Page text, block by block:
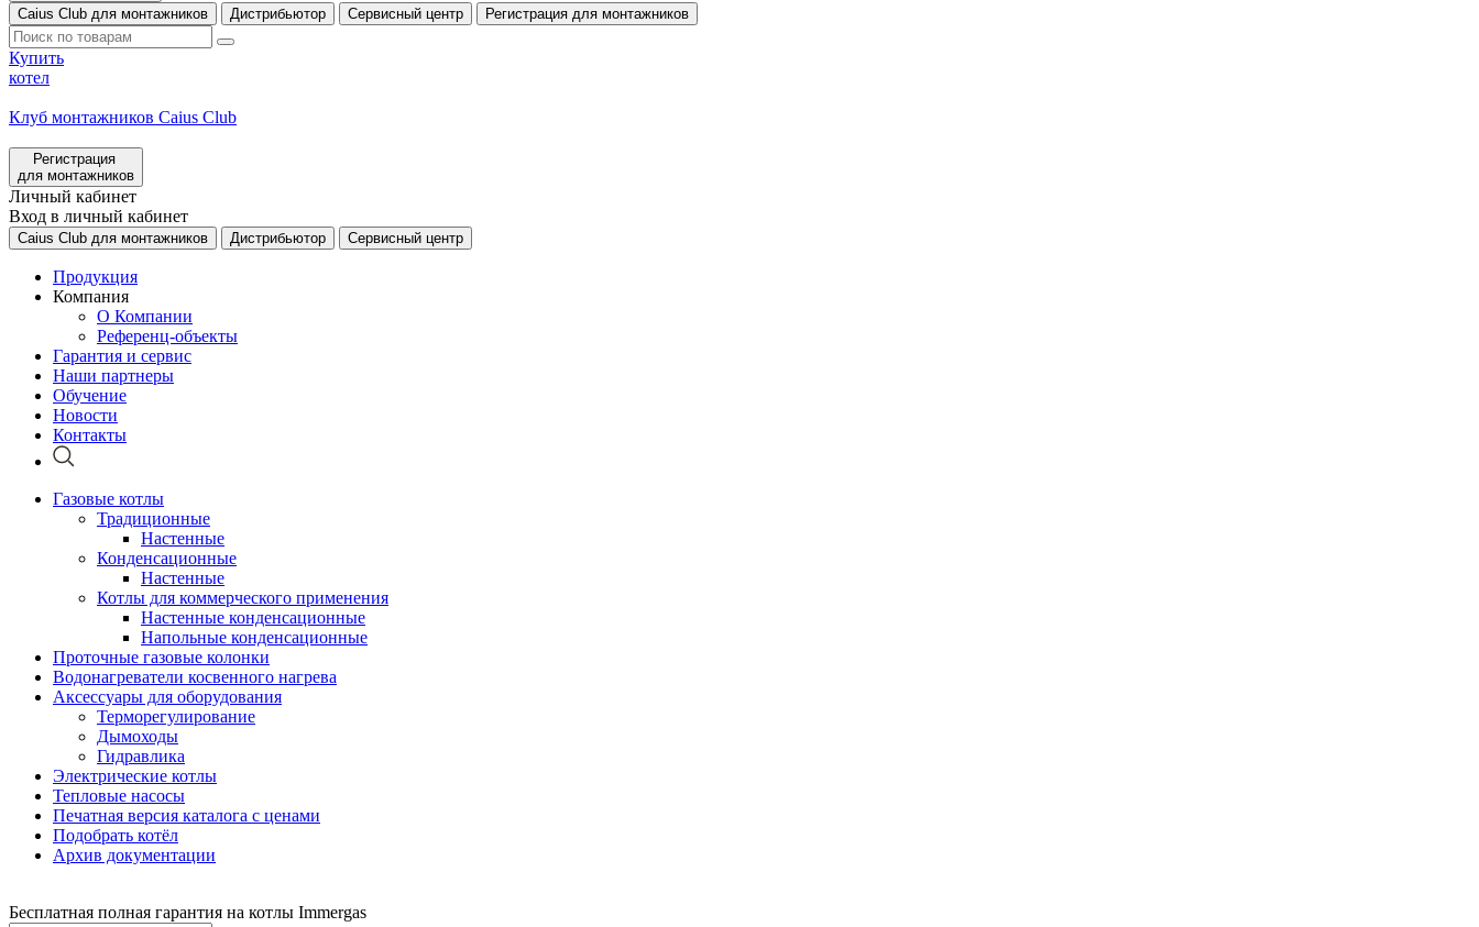
Caius Club для монтажников
Дистрибьютор Сервисный центр Регистрация для монтажников
Купить
котел
Клуб монтажников Caius Club
Регистрация
для монтажников
Личный кабинет
Вход в личный кабинет
Caius Club для монтажников Дистрибьютор Сервисный центр
Продукция
Компания
О Компании
Референц-объекты
Гарантия и сервис
Наши партнеры
Обучение
Новости
Контакты
Газовые котлы
Традиционные
Настенные
Конденсационные
Настенные
Котлы для коммерческого применения
Настенные конденсационные
Напольные конденсационные
Проточные газовые колонки
Водонагреватели косвенного нагрева
Аксессуары для оборудования
Терморегулирование
Дымоходы
Гидравлика
Электрические котлы
Тепловые насосы
Печатная версия каталога с ценами
Подобрать котёл
Архив документации
Бесплатная полная гарантия на котлы Immergas